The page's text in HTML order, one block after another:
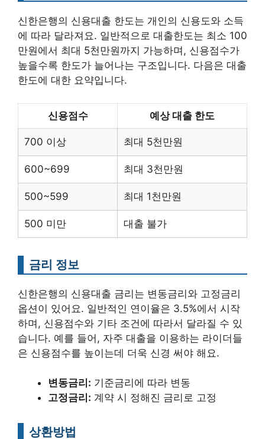
신한은행의 신용대출 한도는 개인의 신용도와 소득
에 따라 달라져요. 일반적으로 대출한도는 최소 100
만원에서 최대 5천만원까지 가능하며, 신용점수가
높을수록 한도가 늘어나는 구조입니다. 다음은 대출
한도에 대한 요약입니다.
신용점수 예상 대출 한도
700 이상 최대 5천만원
600~699 최대 3천만원
500~599 최대 1천만원
500 미만 대출 불가
금리 정보
신한은행의 신용대출 금리는 변동금리와 고정금리
옵션이 있어요. 일반적인 연이율은 3.5%에서 시작
하며, 신용점수와 기타 조건에 따라서 달라질 수 있
습니다. 예를 들어, 자주 대출을 이용하는 라이더들
은 신용점수를 높이는데 더욱 신경 써야 해요.
변동금리: 기준금리에 따라 변동
고정금리: 계약 시 정해진 금리로 고정
상환방법